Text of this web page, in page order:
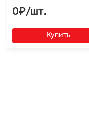
0₽/шт.
Купить